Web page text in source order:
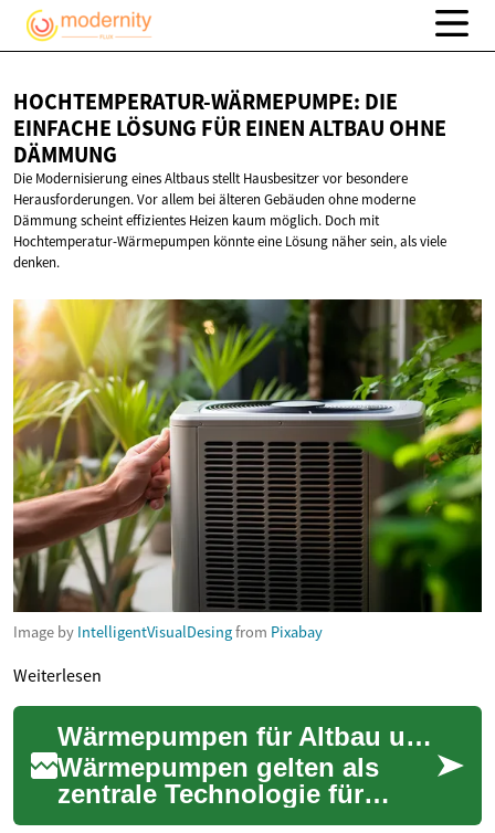
HOCHTEMPERATUR-WÄRMEPUMPE: DIE
EINFACHE LÖSUNG FÜR EINEN ALTBAU OHNE
DÄMMUNG
Die Modernisierung eines Altbaus stellt Hausbesitzer vor besondere
Herausforderungen. Vor allem bei älteren Gebäuden ohne moderne
Dämmung scheint effizientes Heizen kaum möglich. Doch mit
Hochtemperatur-Wärmepumpen könnte eine Lösung näher sein, als viele
denken.
Image by IntelligentVisualDesingfrom Pixabay
Weiterlesen
Wärmepumpen für Altbau und Neubau: Effizient heizen
Wärmepumpen gelten als
zentrale Technologie für
klimafreundliches Heizen in